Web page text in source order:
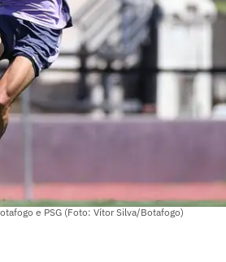
e PSG (Foto: Vítor Silva/Botafogo)